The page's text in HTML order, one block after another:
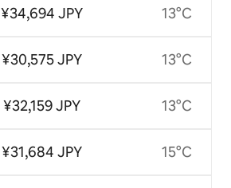
¥34,694 JPY
¥30,575 JPY
¥32,159 JPY
¥31,684 JPY
13°C
13°C
13°C
15°C